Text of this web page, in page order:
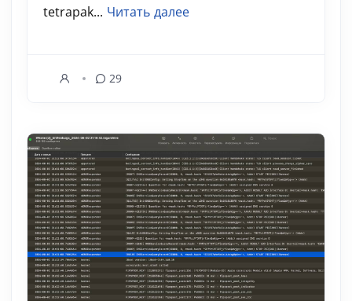
tetrapak... Читать далее
29